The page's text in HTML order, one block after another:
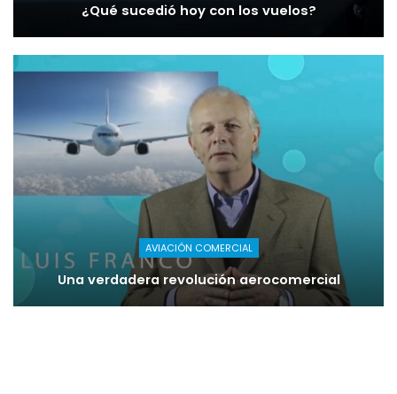
¿Qué sucedió hoy con los vuelos?
AVIACIÓN COMERCIAL
Una verdadera revolución aerocomercial